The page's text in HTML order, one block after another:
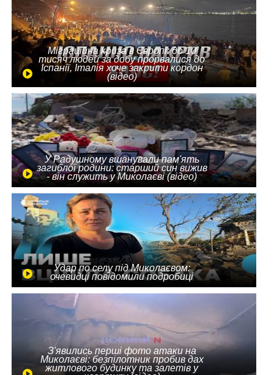
Міграційна криза в Європі: до 10
тисяч людей за добу прорвалися до
Іспанії, Італія хоче закрити кордон
(відео)
У Радушному вшанували пам'ять
загиблої родини: старший син вижив
- він служить у Миколаєві (відео)
Удар по селу під Миколаєвом:
очевидці повідомили подробиці
З'явились перші фото атаки на
Миколаєві: безпілотник пробив дах
житлового будинку та залетів у